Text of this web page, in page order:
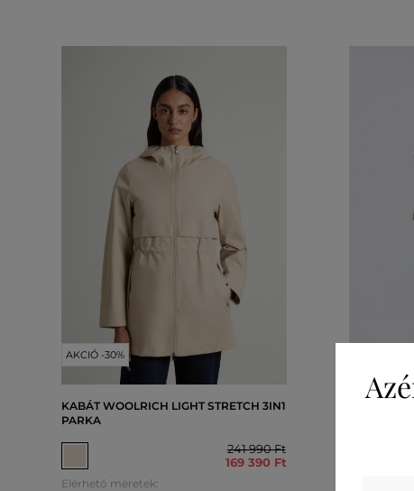
AKCIÓ -30%
KABÁT WOOLRICH LIGHT STRETCH 3IN1
PARKA
241 990 Ft
169 390 Ft
Elérhető méretek:
KABÁT